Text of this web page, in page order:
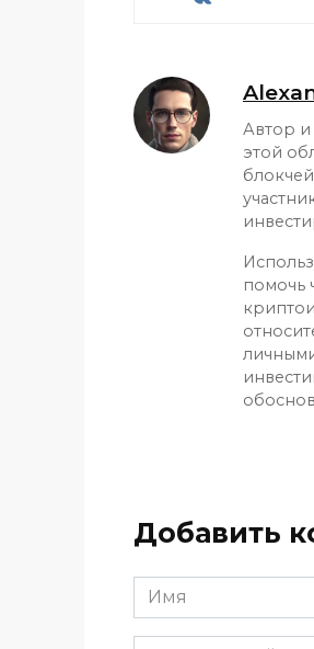
Автор и
этой
помочь
Добавить
Имя
*